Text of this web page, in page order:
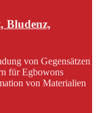
Bludenz,
von Gegensätzen
für Egbowons
von Materialien